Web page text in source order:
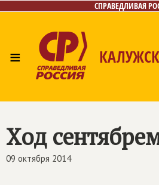
СПРАВЕДЛИВАЯ
≡
Контакты
Ход
09 октября 2014